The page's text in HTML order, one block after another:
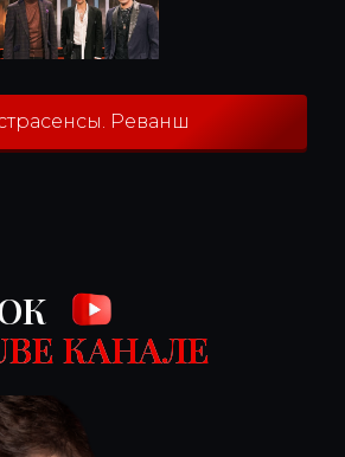
Реванш
КАНАЛЕ